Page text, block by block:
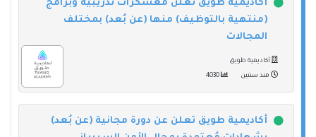
أكاديمية طويق تعلن معسكرات تدريبية وبرامج
(منتهية بالتوظيف) منها (عن بُعد) بمختلف
المجالات
أكاديمية طويق
منذ سنتين
أكاديمية طويق تعلن عن دورة مجانية (عن بُعد)